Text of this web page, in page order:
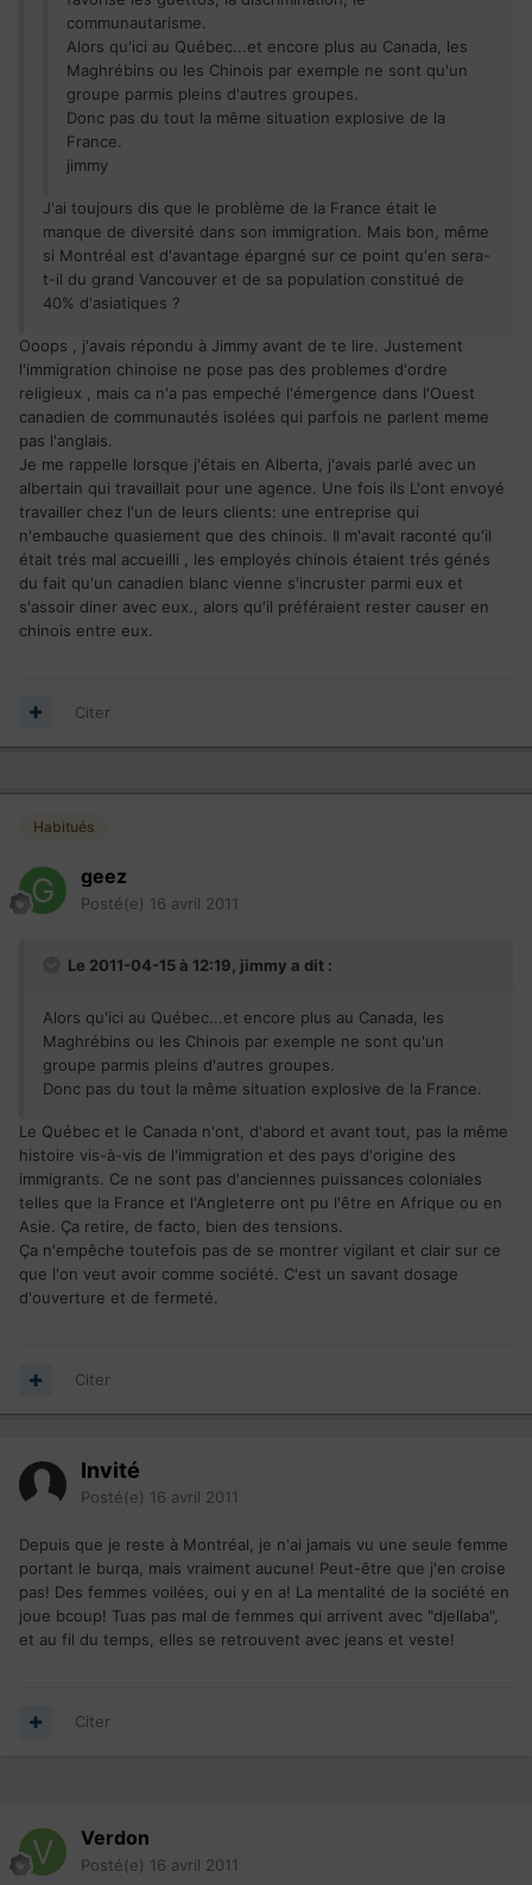
communautarisme.
Alors qu'ici au Québec...et encore plus au Canada, les
Maghrébins ou les Chinois par exemple ne sont qu'un
groupe parmis pleins d'autres groupes.
Donc pas du tout la même situation explosive de la
France.
jimmy
J'ai toujours dis que le problème de la France était le
manque de diversité dans son immigration. Mais bon, même
si Montréal est d'avantage épargné sur ce point qu'en sera-
t-il du grand Vancouver et de sa population constitué de
40% d'asiatiques ?
Ooops , j'avais répondu à Jimmy avant de te lire. Justement
l'immigration chinoise ne pose pas des problemes d'ordre
religieux , mais ca n'a pas empeché l'émergence dans l'Ouest
canadien de communautés isolées qui parfois ne parlent meme
pas l'anglais.
Je me rappelle lorsque j'étais en Alberta, j'avais parlé avec un
albertain qui travaillait pour une agence. Une fois ils L'ont envoyé
travailler chez l'un de leurs clients: une entreprise qui
n'embauche quasiement que des chinois. Il m'avait raconté qu'il
était trés mal accueilli , les employés chinois étaient trés génés
du fait qu'un canadien blanc vienne s'incruster parmi eux et
s'assoir diner avec eux., alors qu'il préféraient rester causer en
chinois entre eux.
Citer
Habitués
geez
Posté(e) 16 avril 2011
Le 2011-04-15 à 12:19, jimmy a dit :
Alors qu'ici au Québec...et encore plus au Canada, les
Maghrébins ou les Chinois par exemple ne sont qu'un
groupe parmis pleins d'autres groupes.
Donc pas du tout la même situation explosive de la France.
Le Québec et le Canada n'ont, d'abord et avant tout, pas la même
histoire vis-à-vis de l'immigration et des pays d'origine des
immigrants. Ce ne sont pas d'anciennes puissances coloniales
telles que la France et l'Angleterre ont pu l'être en Afrique ou en
Asie. Ça retire, de facto, bien des tensions.
Ça n'empêche toutefois pas de se montrer vigilant et clair sur ce
que l'on veut avoir comme société. C'est un savant dosage
d'ouverture et de fermeté.
Citer
Invité
Posté(e) 16 avril 2011
Depuis que je reste à Montréal, je n'ai jamais vu une seule femme
portant le burqa, mais vraiment aucune! Peut-être que j'en croise
pas! Des femmes voilées, oui y en a! La mentalité de la société en
joue bcoup! Tuas pas mal de femmes qui arrivent avec "djellaba",
et au fil du temps, elles se retrouvent avec jeans et veste!
Citer
Verdon
Posté(e) 16 avril 2011